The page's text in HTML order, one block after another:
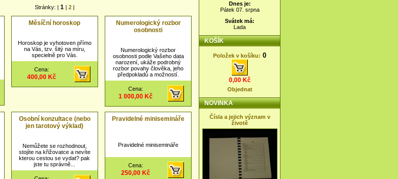
Stránky: | 1 | 2 |
Měsíční horoskop
Horoskop je vyhotoven přímo
na Vás, tzv. šitý na míru,
specielně pro Vás.
Cena:
400,00 Kč
Numerologický rozbor
osobnosti
Numerologický rozbor
osobnosti podle Vašeho data
narození, ukáže podrobný
rozbor povahy člověka, jeho
předpokladů a možností.
Cena:
1 000,00 Kč
Osobní konzultace (nebo
jen tarotový výklad)
Nemůžete se rozhodnout,
stojíte na křižovatce a nevíte
kterou cestou se vydat? pak
jste tu správně...
Pravidelné minisemináře
Pravidelné minisemináře
Cena:
250,00 Kč
Dnes je:
Pátek 07. srpna
Svátek má:
Lada
KOŠÍK
Položek v košíku: 0
0,00 Kč
Objednat
NOVINKA
Čísla a jejich význam v
životě